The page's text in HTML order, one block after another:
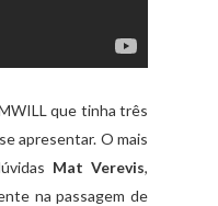
que tinha três
apresentar. O mais
Mat Verevis,
na passagem de